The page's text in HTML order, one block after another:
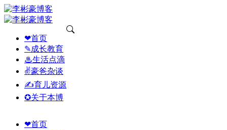
❤首页
✎成长教育
♨生活点滴
✌豪爸杂谈
✍育儿资源
✪关于本博
❤首页